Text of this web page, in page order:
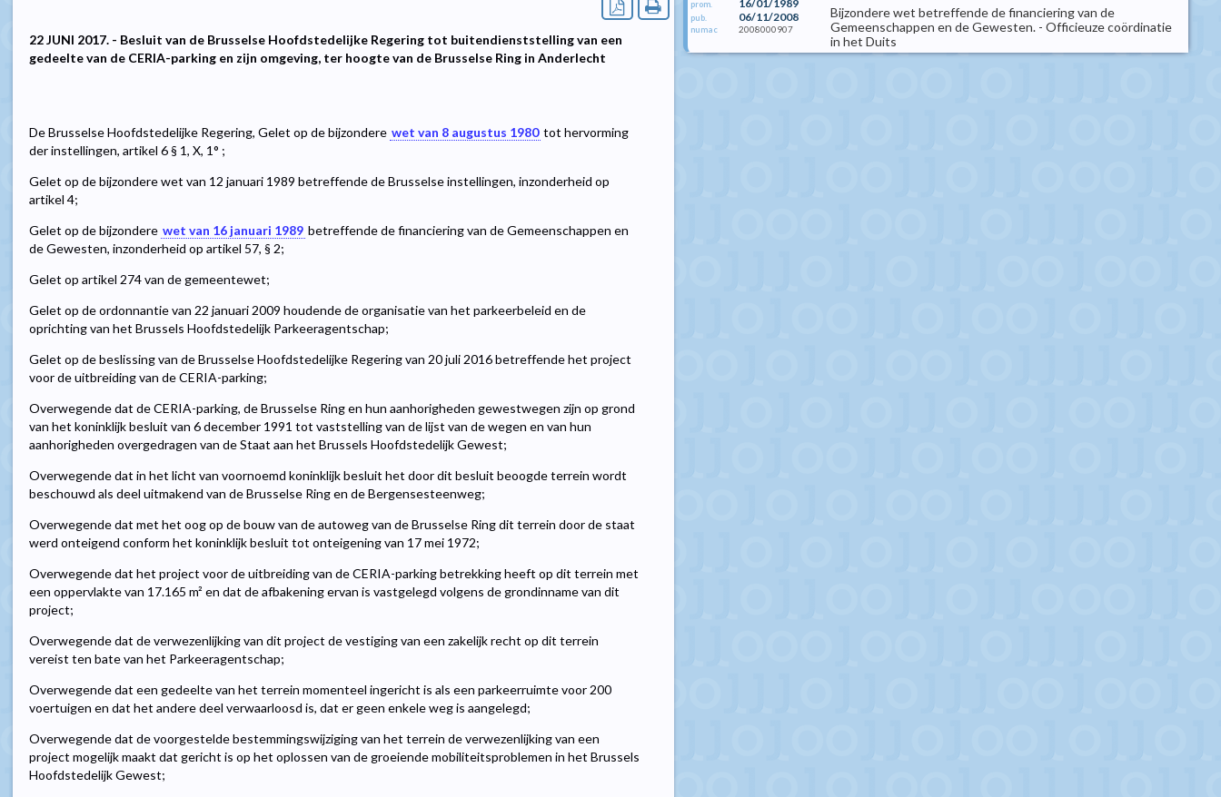
22 JUNI 2017. - Besluit van de Brusselse Hoofdstedelijke Regering tot buitendienststelling van een
gedeelte van de CERIA-parking en zijn omgeving, ter hoogte van de Brusselse Ring in Anderlecht
De Brusselse Hoofdstedelijke Regering, Gelet op de bijzondere wet van 8 augustus 1980 tot hervorming
der instellingen, artikel 6 § 1, X, 1° ;
Gelet op de bijzondere wet van 12 januari 1989 betreffende de Brusselse instellingen, inzonderheid op
artikel 4;
Gelet op de bijzondere wet van 16 januari 1989 betreffende de financiering van de Gemeenschappen en
de Gewesten, inzonderheid op artikel 57, § 2;
Gelet op artikel 274 van de gemeentewet;
Gelet op de ordonnantie van 22 januari 2009 houdende de organisatie van het parkeerbeleid en de
oprichting van het Brussels Hoofdstedelijk Parkeeragentschap;
Gelet op de beslissing van de Brusselse Hoofdstedelijke Regering van 20 juli 2016 betreffende het project
voor de uitbreiding van de CERIA-parking;
Overwegende dat de CERIA-parking, de Brusselse Ring en hun aanhorigheden gewestwegen zijn op grond
van het koninklijk besluit van 6 december 1991 tot vaststelling van de lijst van de wegen en van hun
aanhorigheden overgedragen van de Staat aan het Brussels Hoofdstedelijk Gewest;
Overwegende dat in het licht van voornoemd koninklijk besluit het door dit besluit beoogde terrein wordt
beschouwd als deel uitmakend van de Brusselse Ring en de Bergensesteenweg;
Overwegende dat met het oog op de bouw van de autoweg van de Brusselse Ring dit terrein door de staat
werd onteigend conform het koninklijk besluit tot onteigening van 17 mei 1972;
Overwegende dat het project voor de uitbreiding van de CERIA-parking betrekking heeft op dit terrein met
een oppervlakte van 17.165 m² en dat de afbakening ervan is vastgelegd volgens de grondinname van dit
project;
Overwegende dat de verwezenlijking van dit project de vestiging van een zakelijk recht op dit terrein
vereist ten bate van het Parkeeragentschap;
Overwegende dat een gedeelte van het terrein momenteel ingericht is als een parkeerruimte voor 200
voertuigen en dat het andere deel verwaarloosd is, dat er geen enkele weg is aangelegd;
Overwegende dat de voorgestelde bestemmingswijziging van het terrein de verwezenlijking van een
project mogelijk maakt dat gericht is op het oplossen van de groeiende mobiliteitsproblemen in het Brussels
Hoofdstedelijk Gewest;
prom. 16/01/1989
pub. 06/11/2008
numac 2008000907
Bijzondere wet betreffende de financiering van de
Gemeenschappen en de Gewesten. - Officieuze coördinatie
in het Duits